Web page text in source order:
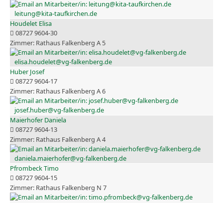
leitung@kita-taufkirchen.de
Houdelet Elisa
08727 9604-30
Rathaus Falkenberg A 5
elisa.houdelet@vg-falkenberg.de
Huber Josef
08727 9604-17
Rathaus Falkenberg A 6
josef.huber@vg-falkenberg.de
Maierhofer Daniela
08727 9604-13
Rathaus Falkenberg A 4
daniela.maierhofer@vg-falkenberg.de
Pfrombeck Timo
08727 9604-15
Rathaus Falkenberg N 7